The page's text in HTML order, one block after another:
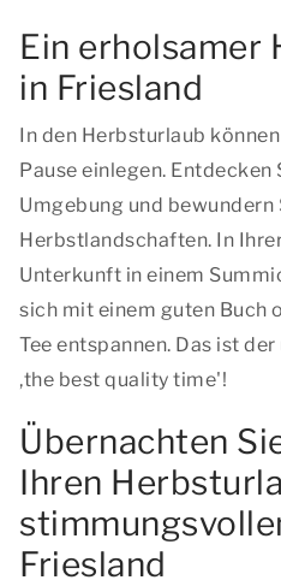
Ein erholsamer
in Friesland
In den Herbsturlaub
Pause einlegen. Entdecken
Umgebung und
Herbstlandschaften. In
Unterkunft in einem
sich mit einem guten Buch
Tee entspannen. Das ist
,the best quality time'!
Übernachten
Ihren
Friesland